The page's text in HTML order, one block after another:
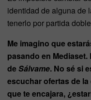
identidad de alguna de
tenerlo por partida
Me imagino que
pasando en
deSálvame. No sé si
escuchar ofertas de
que te encajara,